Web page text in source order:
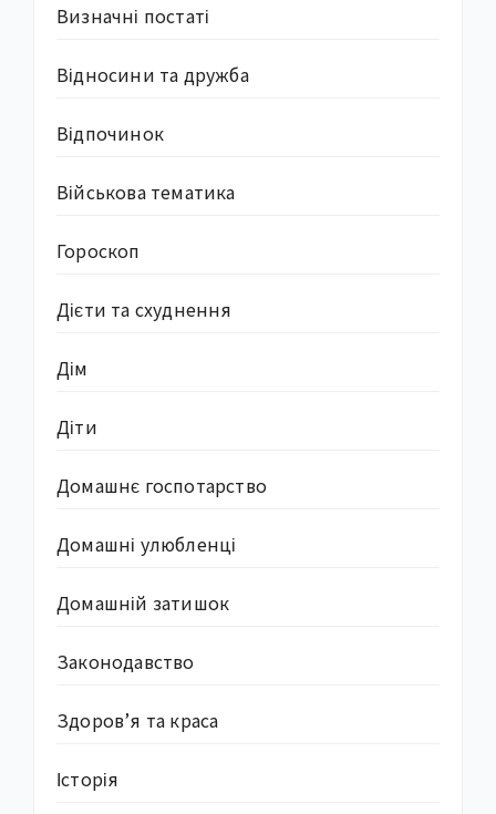
Визначні постаті
Відносини та дружба
Відпочинок
Військова тематика
Гороскоп
Дієти та схуднення
Дім
Діти
Домашнє госпотарство
Домашні улюбленці
Домашній затишок
Законодавство
Здоров’я та краса
Історія